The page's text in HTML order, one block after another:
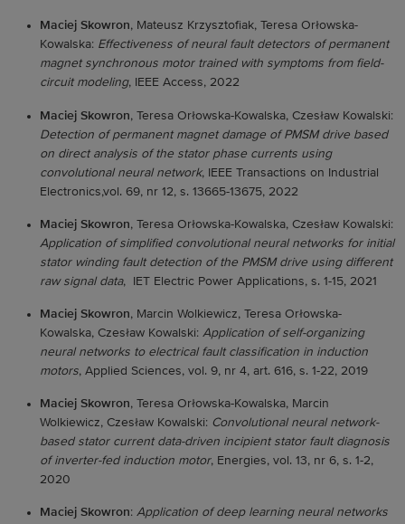
Maciej Skowron, Mateusz Krzysztofiak, Teresa Orłowska-
Kowalska: Effectiveness of neural fault detectors of permanent
magnet synchronous motor trained with symptoms from field-
circuit modeling, IEEE Access, 2022
Maciej Skowron, Teresa Orłowska-Kowalska, Czesław Kowalski:
Detection of permanent magnet damage of PMSM drive based
on direct analysis of the stator phase currents using
convolutional neural network, IEEE Transactions on Industrial
Electronics,vol. 69, nr 12, s. 13665-13675, 2022
Maciej Skowron, Teresa Orłowska-Kowalska, Czesław Kowalski:
Application of simplified convolutional neural networks for initial
stator winding fault detection of the PMSM drive using different
raw signal data, IET Electric Power Applications, s. 1-15, 2021
Maciej Skowron, Marcin Wolkiewicz, Teresa Orłowska-
Kowalska, Czesław Kowalski: Application of self-organizing
neural networks to electrical fault classification in induction
motors, Applied Sciences, vol. 9, nr 4, art. 616, s. 1-22, 2019
Maciej Skowron, Teresa Orłowska-Kowalska, Marcin
Wolkiewicz, Czesław Kowalski: Convolutional neural network-
based stator current data-driven incipient stator fault diagnosis
of inverter-fed induction motor, Energies, vol. 13, nr 6, s. 1-2,
2020
Maciej Skowron: Application of deep learning neural networks